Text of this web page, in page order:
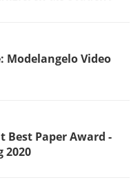
Modelangelo Video
Best Paper Award -
2020